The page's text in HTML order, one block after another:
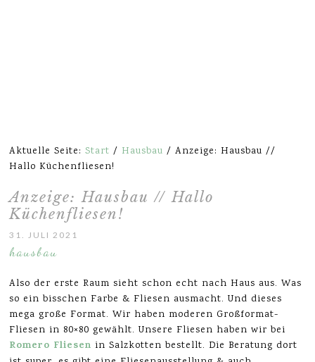
Aktuelle Seite:Start / Hausbau / Anzeige: Hausbau //
Hallo Küchenfliesen!
Anzeige: Hausbau // Hallo
Küchenfliesen!
31. JULI 2021
hausbau
Also der erste Raum sieht schon echt nach Haus aus. Was
so ein bisschen Farbe & Fliesen ausmacht. Und dieses
mega große Format. Wir haben moderen Großformat-
Fliesen in 80×80 gewählt. Unsere Fliesen haben wir bei
Romero Fliesen in Salzkotten bestellt. Die Beratung dort